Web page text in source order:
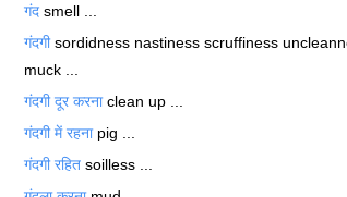
गंद smell ...
गंदगीsordidness nastiness scruffiness
muck ...
गंदगी दूर करनाclean up ...
गंदगी में रहनाpig ...
गंदगी रहित soilless ...